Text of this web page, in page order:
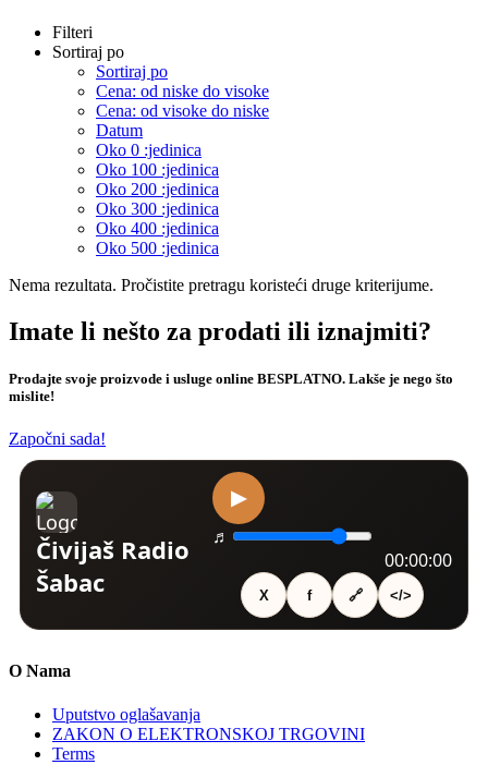
Filteri
Sortiraj po
Sortiraj po
Cena: od niske do visoke
Cena: od visoke do niske
Datum
Oko 0 :jedinica
Oko 100 :jedinica
Oko 200 :jedinica
Oko 300 :jedinica
Oko 400 :jedinica
Oko 500 :jedinica
Nema rezultata. Pročistite pretragu koristeći druge kriterijume.
Imate li nešto za prodati ili iznajmiti?
Prodajte svoje proizvode i usluge online BESPLATNO. Lakše je nego što
mislite!
Započni sada!
O Nama
Uputstvo oglašavanja
ZAKON O ELEKTRONSKOJ TRGOVINI
Terms